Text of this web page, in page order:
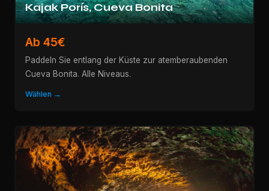
Kajak Porís, Cueva Bonita
Ab 45€
Paddeln Sie entlang der Küste zur atemberaubenden
Cueva Bonita. Alle Niveaus.
Wählen →